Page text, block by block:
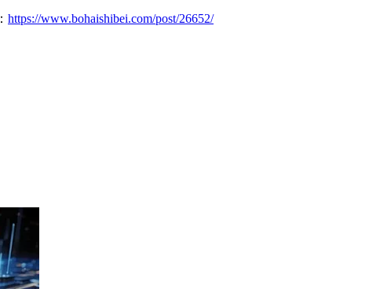
https://www.bohaishibei.com/post/26652/